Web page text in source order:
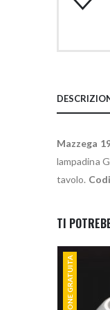
Mazzega
lampadina
tavolo.
TI